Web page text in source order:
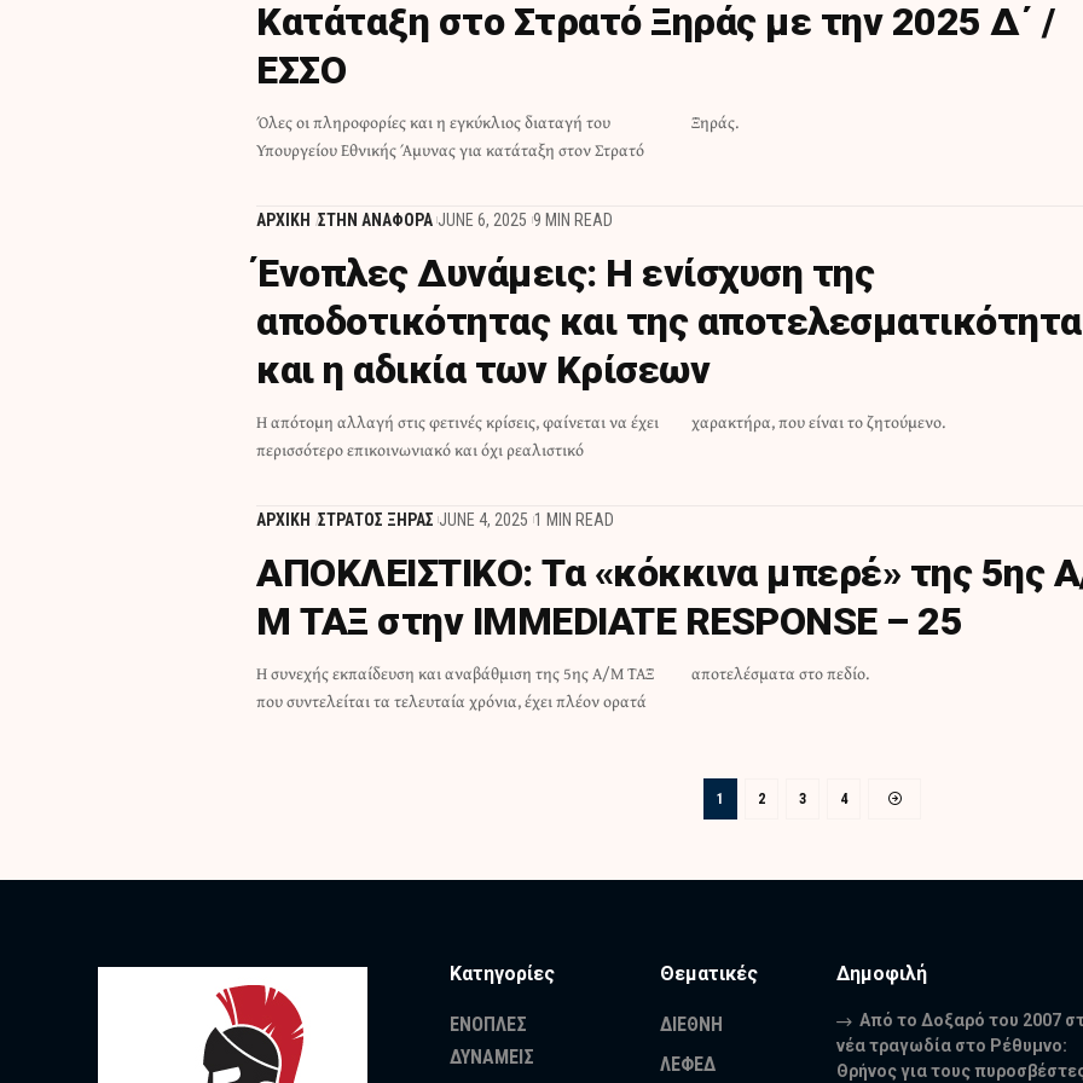
Κατάταξη στο Στρατό Ξηράς με την 2025 Δ΄ /
ΕΣΣΟ
Όλες οι πληροφορίες και η εγκύκλιος διαταγή του
Υπουργείου Εθνικής Άμυνας για κατάταξη στον Στρατό
Ξηράς.
ΑΡΧΙΚΗ ΣΤΗΝ ΑΝΑΦΟΡΑ JUNE 6, 2025 9 MIN READ
Ένοπλες Δυνάμεις: Η ενίσχυση της
αποδοτικότητας και της
και η αδικία των Κρίσεων
Η απότομη αλλαγή στις φετινές κρίσεις, φαίνεται να έχει
περισσότερο επικοινωνιακό και όχι ρεαλιστικό
χαρακτήρα, που είναι το ζητούμενο.
ΑΡΧΙΚΗ ΣΤΡΑΤΟΣ ΞΗΡΑΣ JUNE 4, 2025 1 MIN READ
ΑΠΟΚΛΕΙΣΤΙΚΟ: Τα «κόκκινα μπερέ» της 5ης
Μ ΤΑΞ στην IMMEDIATE RESPONSE – 25
H συνεχής εκπαίδευση και αναβάθμιση της 5ης Α/Μ ΤΑΞ
που συντελείται τα τελευταία χρόνια, έχει πλέον ορατά
αποτελέσματα στο πεδίο.
1 2 3 4
Κατηγορίες
ΕΝΟΠΛΕΣ
ΔΥΝΑΜΕΙΣ
Θεματικές
ΔΙΕΘΝΗ
ΛΕΦΕΔ
Δημοφιλή
Από το Δοξαρό του 2007
νέα τραγωδία στο Ρέθυμνο:
Θρήνος για τους